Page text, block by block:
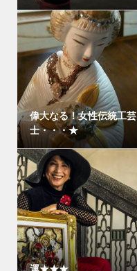
偉大なる！女性伝統工芸
士・・・★